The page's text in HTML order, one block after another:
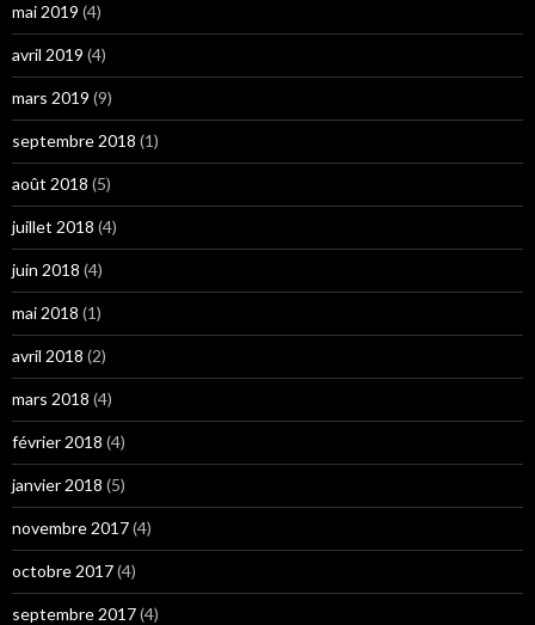
mai 2019 (4)
avril 2019 (4)
mars 2019 (9)
septembre 2018 (1)
août 2018 (5)
juillet 2018 (4)
juin 2018 (4)
mai 2018 (1)
avril 2018 (2)
mars 2018 (4)
février 2018 (4)
janvier 2018 (5)
novembre 2017(4)
octobre 2017(4)
septembre 2017(4)